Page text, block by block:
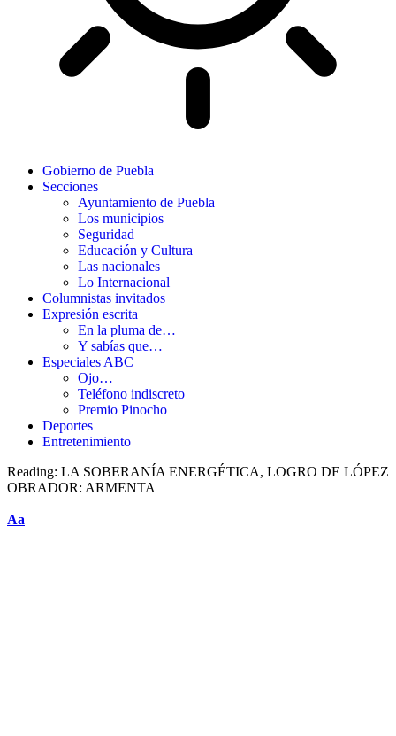
Gobierno de Puebla
Secciones
Ayuntamiento de Puebla
Los municipios
Seguridad
Educación y Cultura
Las nacionales
Lo Internacional
Columnistas invitados
Expresión escrita
En la pluma de…
Y sabías que…
Especiales ABC
Ojo…
Teléfono indiscreto
Premio Pinocho
Deportes
Entretenimiento
Reading: LA SOBERANÍA ENERGÉTICA, LOGRO DE LÓPEZ
OBRADOR: ARMENTA
Aa